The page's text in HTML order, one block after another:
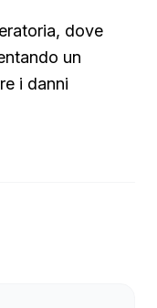
dove
un
i danni